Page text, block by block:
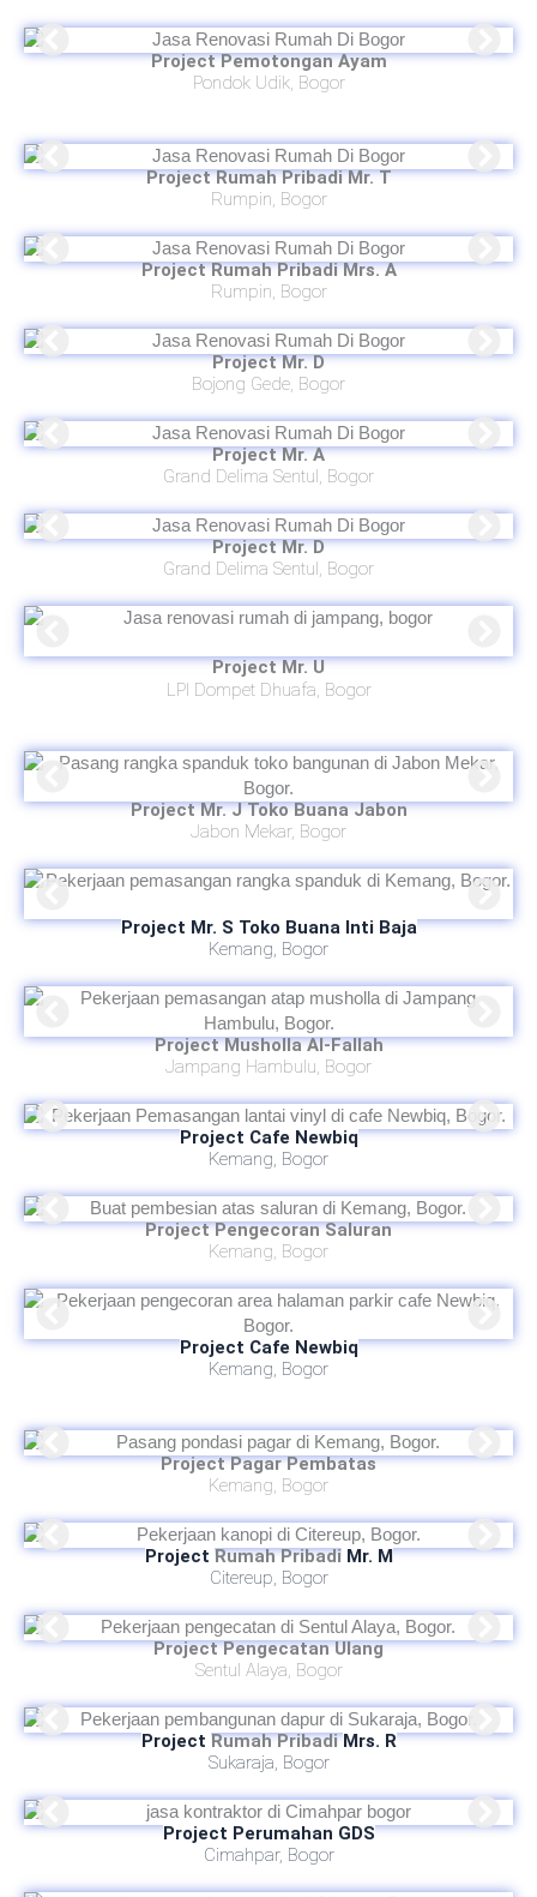
Project Pemotongan Ayam
Pondok Udik, Bogor
Project Rumah PribadiMr. T
Rumpin, Bogor
Project Rumah PribadiMrs. A
Rumpin, Bogor
Project Mr. D
Bojong Gede, Bogor
Project Mr. A
Grand Delima Sentul, Bogor
Project Mr. D
Grand Delima Sentul, Bogor
Project Mr. U
LPI Dompet Dhuafa, Bogor
Project Mr. J Toko Buana Jabon
Jabon Mekar, Bogor
Project Mr. S Toko Buana Inti Baja
Kemang, Bogor
Project Musholla Al-Fallah
Jampang Hambulu, Bogor
Project Cafe Newbiq
Kemang, Bogor
Project Pengecoran Saluran
Kemang, Bogor
Project Cafe Newbiq
Kemang, Bogor
Project Pagar Pembatas
Kemang, Bogor
Project Rumah PribadiMr. M
Citereup, Bogor
Project Pengecatan Ulang
Sentul Alaya, Bogor
Project Rumah PribadiMrs. R
Sukaraja, Bogor
Project Perumahan GDS
Cimahpar, Bogor